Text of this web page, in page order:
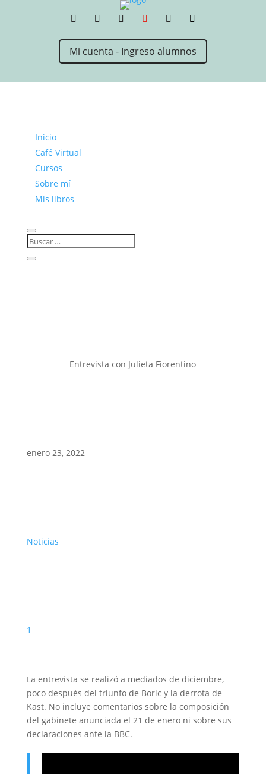
Mi cuenta - Ingreso alumnos
Inicio
Café Virtual
Cursos
Sobre mí
Mis libros
Entrevista con Julieta Fiorentino
enero 23, 2022
Noticias
1
La entrevista se realizó a mediados de diciembre,
poco después del triunfo de Boric y la derrota de
Kast. No incluye comentarios sobre la composición
del gabinete anunciada el 21 de enero ni sobre sus
declaraciones ante la BBC.